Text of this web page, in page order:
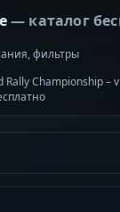
— каталог
фильтры
Rally Championship –